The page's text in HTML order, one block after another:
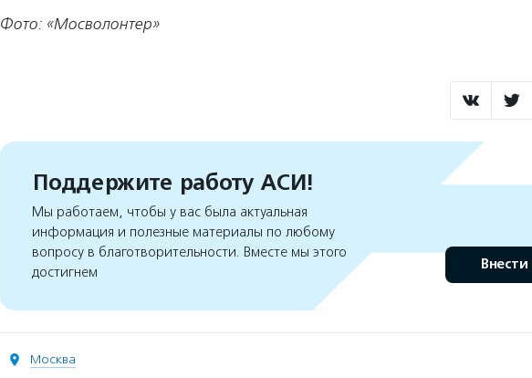
Фото: «Мосволонтер»
Поддержите работу АСИ!
Мы работаем, чтобы у вас была актуальная
информация и полезные материалы по любому
вопросу в благотворительности. Вместе мы этого
достигнем
Внести
Москва